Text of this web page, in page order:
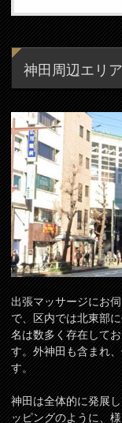
神田周辺エリ
出張マッサージにお
で、区内では北東部
名は数多く存在して
す。外神田も含まれ
す。
神田は全体的に発展
ッピングのように、